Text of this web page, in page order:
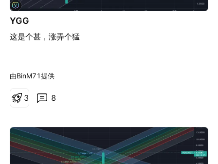
YGG
这是个甚，涨弄个猛
由BinM71提供
8
3